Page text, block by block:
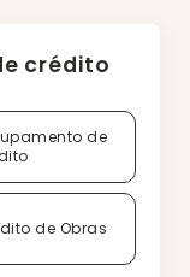
crédito
de
de Obras